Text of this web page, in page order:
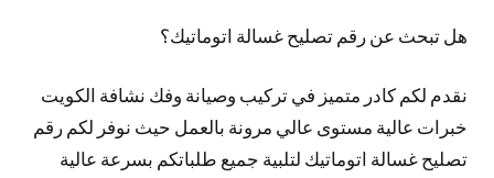
هل تبحث عن رقم تصليح غسالة اتوماتيك؟
نقدم لكم كادر متميز في تركيب وصيانة وفك نشافة الكويت
خبرات عالية مستوى عالي مرونة بالعمل حيث نوفر لكم رقم
تصليح غسالة اتوماتيك لتلبية جميع طلباتكم بسرعة عالية